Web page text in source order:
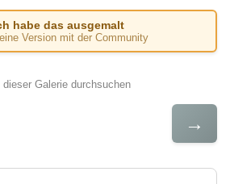
habe das ausgemalt
Version mit der Community
Galerie durchsuchen
→